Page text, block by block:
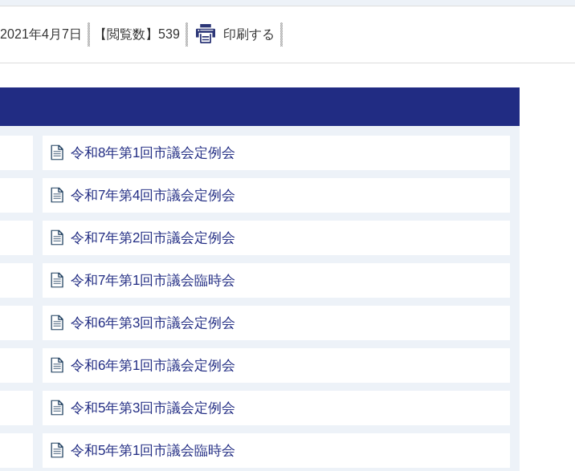
2021年4月7日 【閲覧数】 539 印刷する
令和8年第1回市議会定例会
令和7年第4回市議会定例会
令和7年第2回市議会定例会
令和7年第1回市議会臨時会
令和6年第3回市議会定例会
令和6年第1回市議会定例会
令和5年第3回市議会定例会
令和5年第1回市議会臨時会